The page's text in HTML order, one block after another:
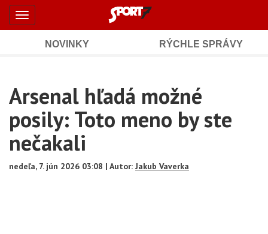
Šport7.sk
-
spravodajstvo
a
výsledky
Skočiť
hlavný
Toggle
navigation
Navigation
NOVINKY RÝCHLE SPRÁVY
Main
Content
Arsenal hľadá možné
posily: Toto meno by ste
nečakali
nedeľa, 7. jún 2026 03:08 | Autor: Jakub Vaverka